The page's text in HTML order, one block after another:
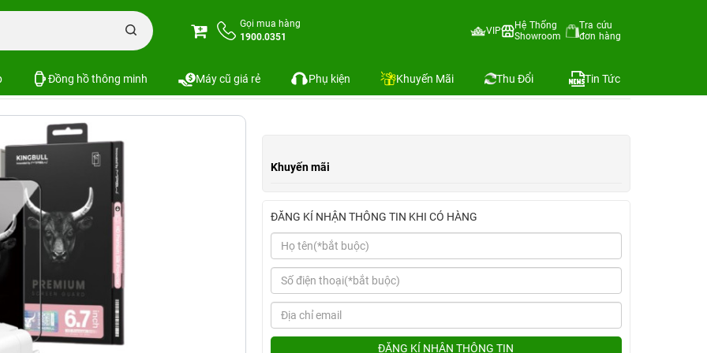
Gọi mua hàng
1900.0351
VIP
Hệ Thống
Showroom
Tra cứu
đơn hàng
Đồng hồ thông minh Máy cũ giá rẻ Phụ kiện Khuyến Mãi Thu Đổi Tin Tức
Combo phụ kiện iPhone 16 Series Combo iPhone 16 Plus (Cốc 35W Mophie+Ốp Mipow+Dán Mipow)
Mipow+Dán Mipow)
Khuyến mãi
ĐĂNG KÍ NHẬN THÔNG TIN KHI CÓ HÀNG
ĐĂNG KÍ NHẬN THÔNG TIN